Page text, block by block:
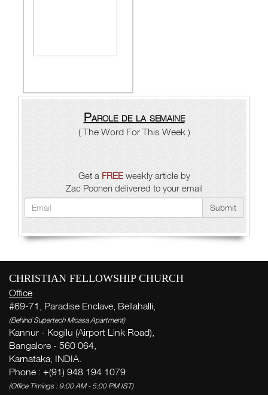
Parole de la semaine
( The Word For This Week )
Get a FREEweekly article by
Zac Poonen delivered to your email
Submit
CHRISTIAN FELLOWSHIP CHURCH
Office
#69-71, Paradise Enclave, Bellahalli,
(Behind Supertech Micasa Apartment)
Kannur - Kogilu (Airport Link Road),
Bangalore - 560 064,
Karnataka, INDIA.
Phone : +(91) 948 194 1079
(Office Timings : 9:00 AM - 5:00 PM IST)